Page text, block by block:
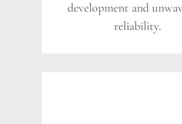
development and
reliability.